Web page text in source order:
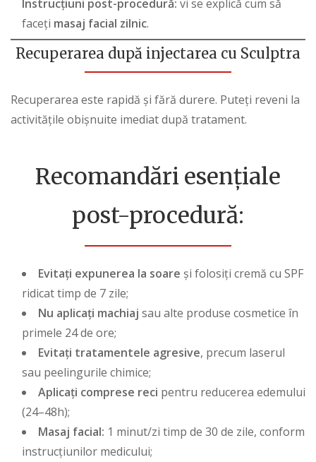
Instrucțiuni post-procedură: vi se explică cum să
faceți masaj facial zilnic.
Recuperarea după injectarea cu Sculptra
Recuperarea este rapidă și fără durere. Puteți reveni la
activitățile obișnuite imediat după tratament.
Recomandări esențiale
post-procedură:
Evitați expunerea la soare și folosiți cremă cu SPF
ridicat timp de 7 zile;
Nu aplicați machiaj sau alte produse cosmetice în
primele 24 de ore;
Evitați tratamentele agresive, precum laserul
sau peelingurile chimice;
Aplicați comprese reci pentru reducerea edemului
(24–48h);
Masaj facial: 1 minut/zi timp de 30 de zile, conform
instrucțiunilor medicului;